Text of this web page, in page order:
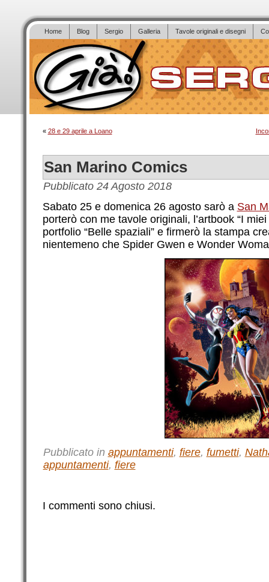
Home Blog Sergio Galleria Tavole originali e disegni
« 28 e 29 aprile a Loano
San Marino Comics
Pubblicato 24 Agosto 2018
Sabato 25 e domenica 26 agosto sarò a San
porterò con me tavole originali, l’artbook “I
portfolio “Belle spaziali” e firmerò la stampa
nientemeno che Spider Gwen e Wonder
Pubblicato in appuntamenti, fiere, fumetti,
appuntamenti, fiere
I commenti sono chiusi.